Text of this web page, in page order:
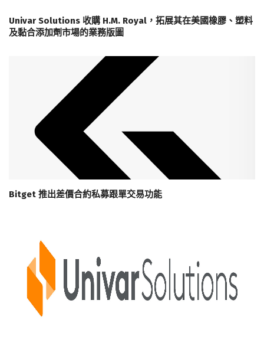
Univar Solutions 收購 H.M. Royal，拓展其在美國橡膠、塑料
及黏合添加劑市場的業務版圖
Bitget 推出差價合約私募跟單交易功能